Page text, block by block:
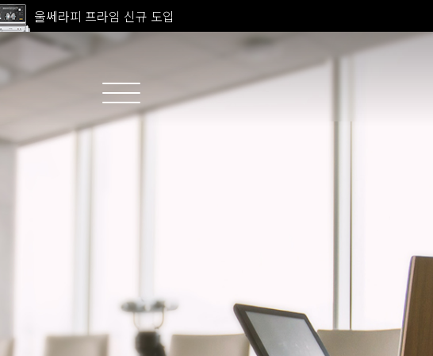
울쎄라피 프라임 신규 도입
고압산소치료 신규 도입
전 지점 피부과 전문의 진료
울쎄라피 프라임 신규 도입